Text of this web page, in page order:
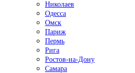
Николаев
Одесса
Омск
Париж
Пермь
Рига
Ростов-на-Дону
Самара